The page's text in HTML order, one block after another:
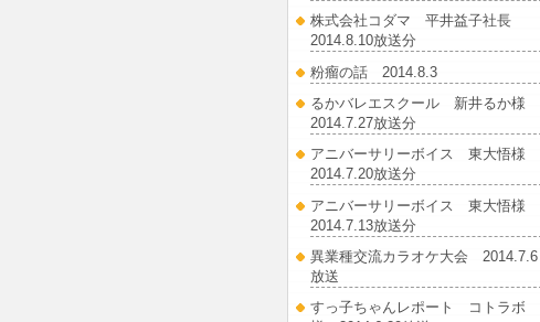
株式会社コダマ 平井益子社長
2014.8.10放送分
粉瘤の話 2014.8.3
るかバレエスクール 新井るか様
2014.7.27放送分
アニバーサリーボイス 東大悟様
2014.7.20放送分
アニバーサリーボイス 東大悟様
2014.7.13放送分
異業種交流カラオケ大会 2014.7.6
放送
すっ子ちゃんレポート コトラボ